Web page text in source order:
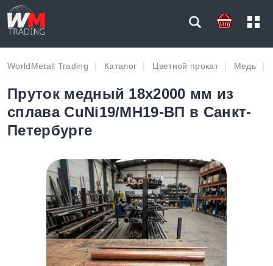
WorldMetall Trading Каталог Цветной прокат Медь
Пруток медный 18х2000 мм из
сплава CuNi19/МН19-ВП в Санкт-
Петербурге